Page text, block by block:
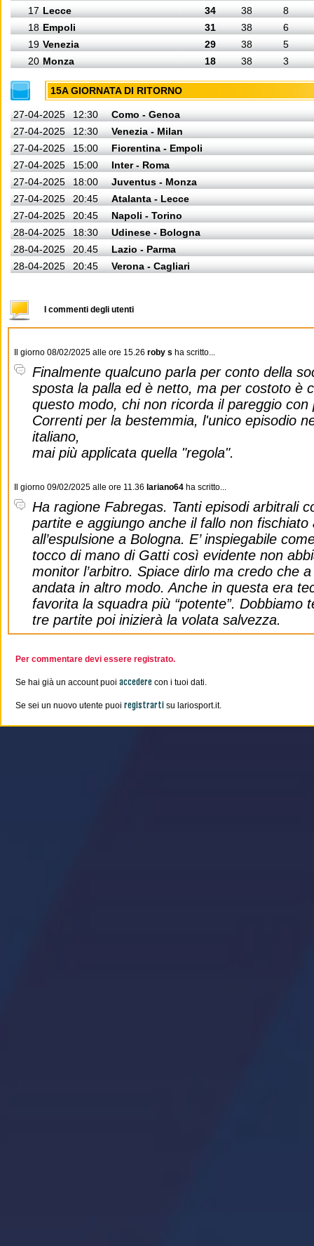
17 Lecce 34 38
8
18 Empoli 31 38
6
19 Venezia 29 38
5
20 Monza 18 38 3
15A GIORNATA DI RITORNO
27-04-2025 12:30
Como - Genoa
27-04-2025
12:30
Venezia - Milan
27-04-2025
15:00
Fiorentina - Empoli
27-04-2025
15:00
Inter - Roma
27-04-2025
18:00
Juventus - Monza
27-04-2025
20:45
Atalanta - Lecce
27-04-2025
20:45
Napoli - Torino
28-04-2025
18:30
Udinese - Bologna
28-04-2025
20.45
Lazio - Parma
28-04-2025
20:45 Verona - Cagliari
I commenti degli utenti
Il giorno 08/02/2025 alle ore 15.26 roby s ha scritto...
Finalmente qualcuno parla per conto della
sposta la palla ed è netto, ma per costoto è
questo modo, chi non ricorda il pareggio con
Correnti per la bestemmia, l'unico episodio
italiano,
mai più applicata quella "regola".
Il giorno 09/02/2025 alle ore 11.36 lariano64 ha scritto...
Ha ragione Fabregas. Tanti episodi arbitrali
partite e aggiungo anche il fallo non
all’espulsione a Bologna. E’ inspiegabile
tocco di mano di Gatti così evidente non
monitor l’arbitro. Spiace dirlo ma credo che
andata in altro modo. Anche in questa era
favorita la squadra più “potente”. Dobbiamo
tre partite poi inizierà la volata salvezza.
Per commentare devi essere registrato.
Se hai già un account puoi accedere con i tuoi dati.
Se sei un nuovo utente puoi registrarti su lariosport.it.